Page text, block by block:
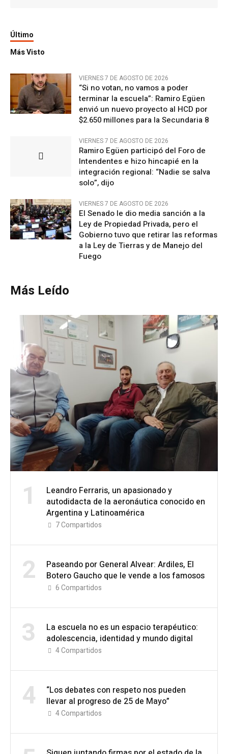
Último
Más Visto
VIERNES 7 DE AGOSTO DE 2026
“Si no votan, no vamos a poder
terminar la escuela”: Ramiro Egüen
envió un nuevo proyecto al HCD por
$2.650 millones para la Secundaria 8
VIERNES 7 DE AGOSTO DE 2026
Ramiro Egüen participó del Foro de
Intendentes e hizo hincapié en la
integración regional: “Nadie se salva
solo”, dijo
VIERNES 7 DE AGOSTO DE 2026
El Senado le dio media sanción a la
Ley de Propiedad Privada, pero el
Gobierno tuvo que retirar las reformas
a la Ley de Tierras y de Manejo del
Fuego
Más Leído
1
Leandro Ferraris, un apasionado y
autodidacta de la aeronáutica conocido en
Argentina y Latinoamérica
7Compartidos
2
Paseando por General Alvear: Ardiles, El
Botero Gaucho que le vende a los famosos
6Compartidos
3
La escuela no es un espacio terapéutico:
adolescencia, identidad y mundo digital
4Compartidos
4
“Los debates con respeto nos pueden
llevar al progreso de 25 de Mayo”
4Compartidos